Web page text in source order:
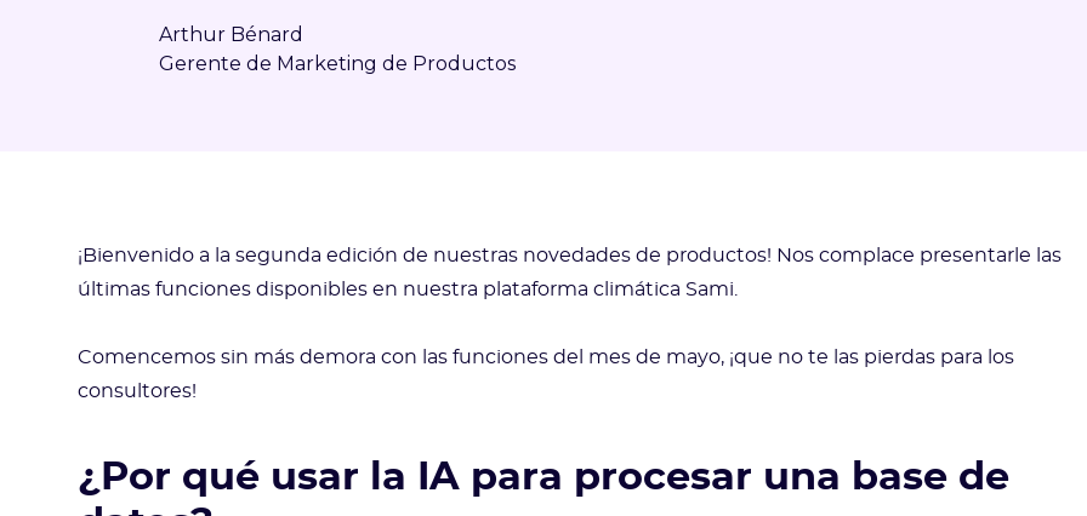
Arthur Bénard
Gerente de Marketing de Productos
¡Bienvenido a la segunda edición de nuestras novedades de productos! Nos complace presentarle las
últimas funciones disponibles en nuestra plataforma climática Sami.
Comencemos sin más demora con las funciones del mes de mayo, ¡que no te las pierdas para los
consultores!
¿Por qué usar la IA para procesar una base de